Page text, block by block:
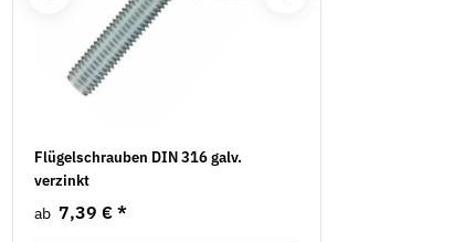
Flügelschrauben DIN 316 galv.
verzinkt
ab 7,39 € *